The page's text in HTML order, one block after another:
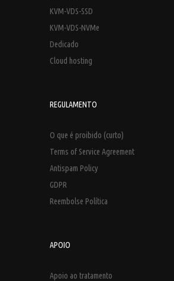
KVM-VDS-SSD
KVM-VDS-NVMe
Dedicado
Cloud hosting
REGULAMENTO
O que é proibido (curto)
Terms of Service Agreement
Antispam Policy
GDPR
Reembolse Política
APOIO
Apoio ao tratamento